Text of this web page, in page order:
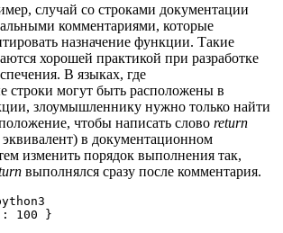
случай со строками документации
комментариями, которые
назначение функции. Такие
хорошей практикой при разработке
В языках, где
строки могут быть расположены в
злоумышленнику нужно только найти
чтобы написать слово return
в документационном
изменить порядок выполнения так,
выполнялся сразу после комментария.
100 }